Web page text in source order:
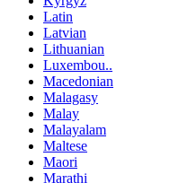
Latin
Latvian
Lithuanian
Luxembou..
Macedonian
Malagasy
Malay
Malayalam
Maltese
Maori
Marathi